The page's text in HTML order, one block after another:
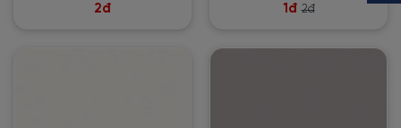
2đ
1đ 2đ